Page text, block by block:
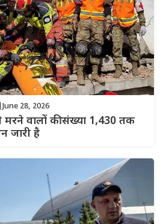
June 28, 2026
वालों की संख्या 1,430 तक
जारी है